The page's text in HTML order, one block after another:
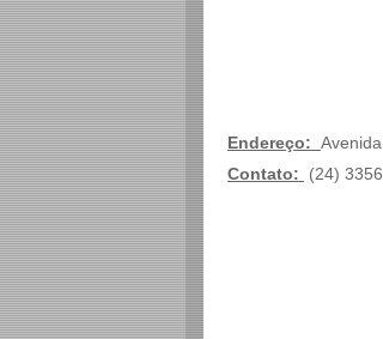
Endereço:
Contato:
(24)